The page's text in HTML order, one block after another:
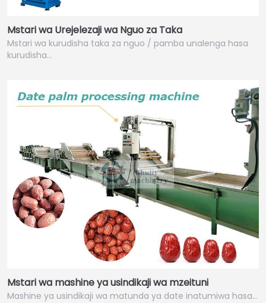
Mstari wa Urejelezaji wa Nguo za Taka
Mstari wa kurudisha taka za nguo / pamba unalenga hasa
kurudisha…
Mstari wa mashine ya usindikaji wa mzeituni
Mashine ya usindikaji wa matunda ya date inatumiwa hasa…